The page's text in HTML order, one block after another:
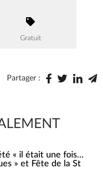
Gratuit
Partager :
« il était une fois…
» et Fête de la St